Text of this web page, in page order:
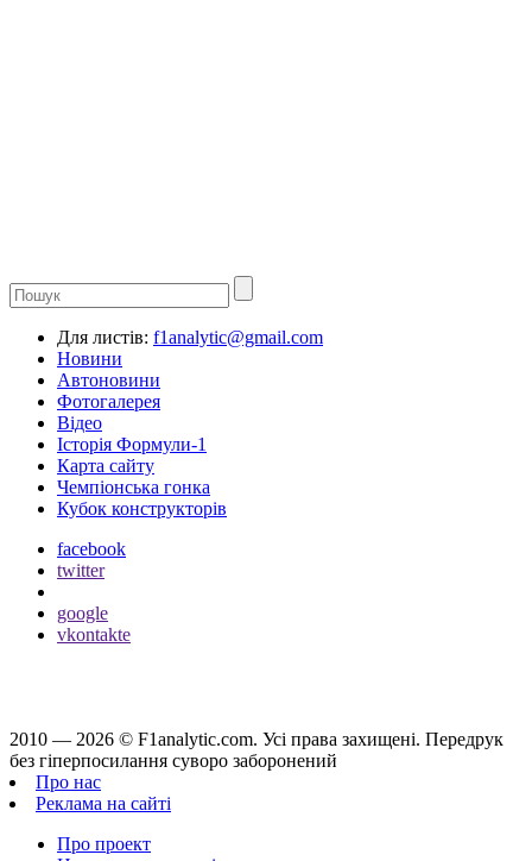
Для листів: f1analytic@gmail.com
Новини
Автоновини
Фотогалерея
Відео
Історія Формули-1
Карта сайту
Чемпіонська гонка
Кубок конструкторів
facebook
twitter
google
vkontakte
2010 — 2026 © F1analytic.com. Усi права захищенi. Передрук
без гіперпосилання суворо заборонений
Про нас
Реклама на сайті
Про проект